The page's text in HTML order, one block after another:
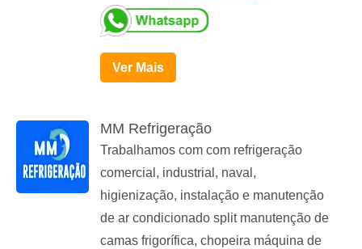
Ver Mais
MM Refrigeração
Trabalhamos com com refrigeração
comercial, industrial, naval,
higienização, instalação e manutenção
de ar condicionado split manutenção de
camas frigorífica, chopeira máquina de